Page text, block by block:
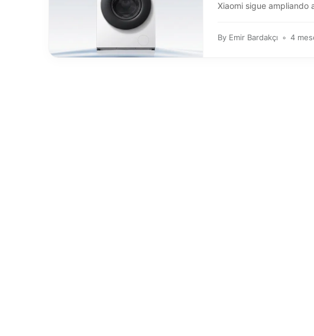
Xiaomi sigue ampliando
By Emir Bardakçı 4